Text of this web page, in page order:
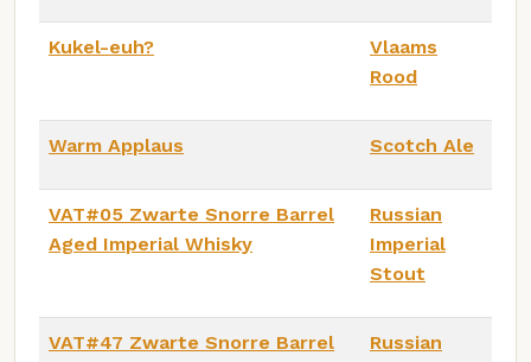
Kukel-euh?
Vlaams
Rood
Warm Applaus Scotch Ale
VAT#05 Zwarte Snorre Barrel
Aged Imperial Whisky
Russian
Imperial
Stout
VAT#47 Zwarte Snorre Barrel
Russian